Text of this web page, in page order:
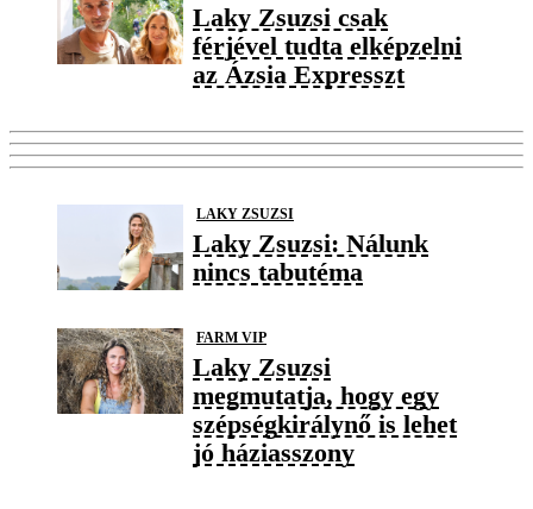
Laky Zsuzsi csak
férjével tudta elképzelni
az Ázsia Expresszt
LAKY ZSUZSI
Laky Zsuzsi: Nálunk
nincs tabutéma
FARM VIP
Laky Zsuzsi
megmutatja, hogy egy
szépségkirálynő is lehet
jó háziasszony